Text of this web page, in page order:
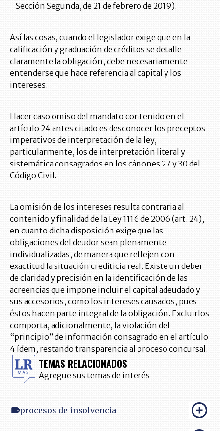
- Sección Segunda, de 21 de febrero de 2019).
Así las cosas, cuando el legislador exige que en la
calificación y graduación de créditos se detalle
claramente la obligación, debe necesariamente
entenderse que hace referencia al capital y los
intereses.
Hacer caso omiso del mandato contenido en el
artículo 24 antes citado es desconocer los preceptos
imperativos de interpretación de la ley,
particularmente, los de interpretación literal y
sistemática consagrados en los cánones 27 y 30 del
Código Civil.
La omisión de los intereses resulta contraria al
contenido y finalidad de la Ley 1116 de 2006 (art. 24),
en cuanto dicha disposición exige que las
obligaciones del deudor sean plenamente
individualizadas, de manera que reflejen con
exactitud la situación crediticia real. Existe un deber
de claridad y precisión en la identificación de las
acreencias que impone incluir el capital adeudado y
sus accesorios, como los intereses causados, pues
éstos hacen parte integral de la obligación. Excluirlos
comporta, adicionalmente, la violación del
“principio” de información consagrado en el artículo
4 ídem, restando transparencia al proceso concursal.
TEMAS RELACIONADOS
Agregue sus temas de interés
procesos de insolvencia